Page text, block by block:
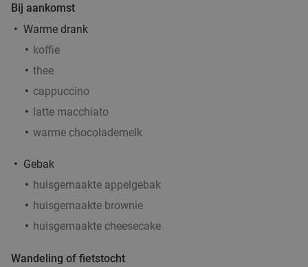
Bij aankomst
Warme drank
koffie
thee
cappuccino
latte macchiato
warme chocolademelk
Gebak
huisgemaakte appelgebak
huisgemaakte brownie
huisgemaakte cheesecake
Wandeling of fietstocht